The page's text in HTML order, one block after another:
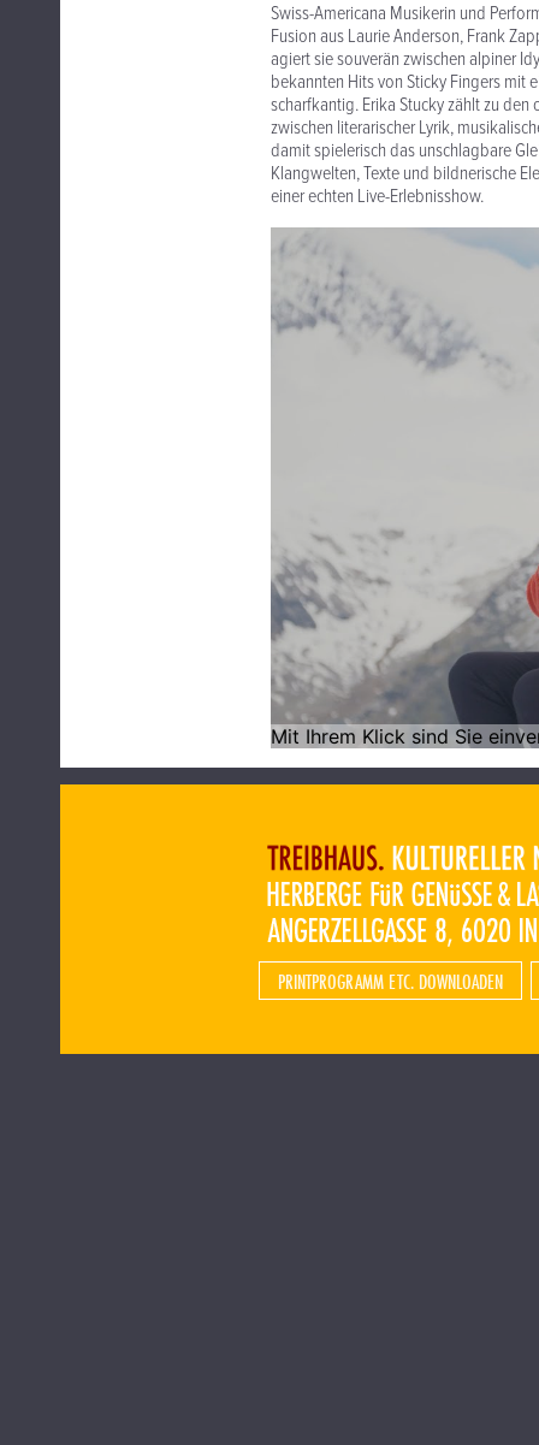
Swiss-Americana Musikerin und
Fusion aus Laurie Anderson, Frank
agiert sie souverän zwischen alpiner
bekannten Hits von Sticky Fingers mit
scharfkantig. Erika Stucky zählt zu
zwischen literarischer Lyrik,
damit spielerisch das unschlagbare
Klangwelten, Texte und bildnerische
einer echten Live-Erlebnisshow.
PRINTPROGRAMM ETC. DOWNLOADEN